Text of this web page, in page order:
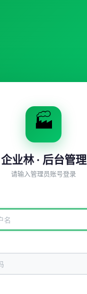
🏭
企业林 · 后台管理
请输入管理员账号登录